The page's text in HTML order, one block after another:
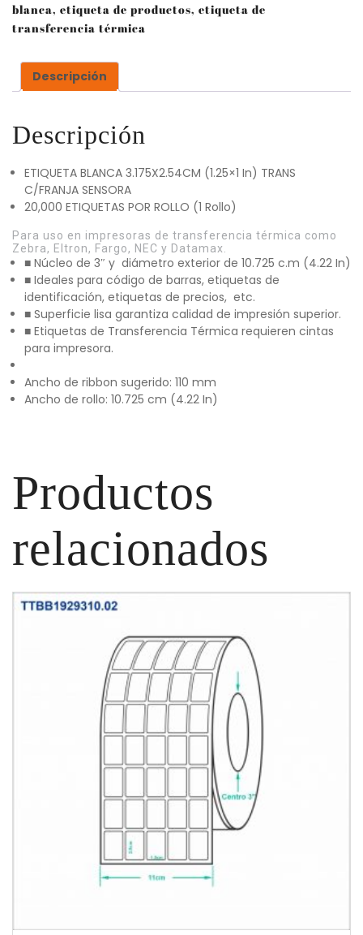
blanca, etiqueta de productos, etiqueta de
transferencia térmica
Descripción
Descripción
ETIQUETA BLANCA 3.175X2.54CM (1.25×1 In) TRANS
C/FRANJA SENSORA
20,000 ETIQUETAS POR ROLLO (1 Rollo)
Para uso en impresoras de transferencia térmica como
Zebra, Eltron, Fargo, NEC y Datamax.
■ Núcleo de 3″ y diámetro exterior de 10.725 c.m (4.22 In)
■ Ideales para código de barras, etiquetas de
identificación, etiquetas de precios, etc.
■ Superficie lisa garantiza calidad de impresión superior.
■ Etiquetas de Transferencia Térmica requieren cintas
para impresora.
Ancho de ribbon sugerido: 110 mm
Ancho de rollo: 10.725 cm (4.22 In)
Productos
relacionados